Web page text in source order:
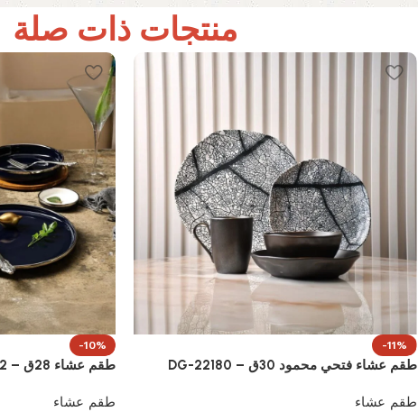
منتجات ذات صلة
-11%
طقم عشاء فتحي محمود 30ق – DG-22180
طقم عشاء
-10%
طقم عشاء 28ق – TJ0062
طقم عشاء